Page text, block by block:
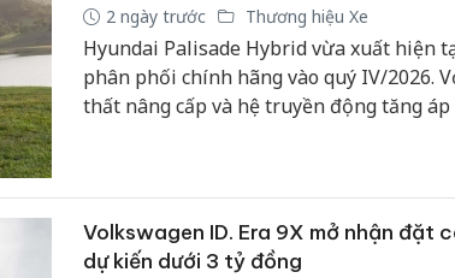
2 ngày trước Thương hiệu Xe
Hyundai Palisade Hybrid vừa xuất hiện
phân phối chính hãng vào quý IV/2026.
thất nâng cấp và hệ truyền động tăng
kiến 1,5–1,7 tỷ đồng.
Volkswagen ID. Era 9X mở nhận đặt
dự kiến dưới 3 tỷ đồng